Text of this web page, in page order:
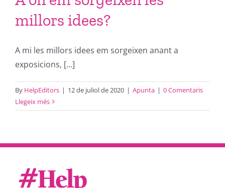
millors idees?
A mi les millors idees em sorgeixen anant a
exposicions, [...]
By HelpEditors | 12 de juliol de 2020 | Apunta | 0 Comentaris
Llegeix més